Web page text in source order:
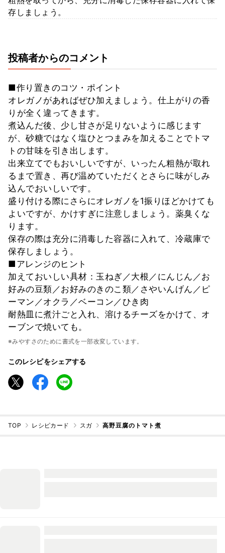
存しましょう。
投稿者からのコメント
■作り置きのコツ・ポイント
オレガノがあればぜひ加えましょう。仕上がりの香
りが全く違ってきます。
煮込んだ後、少し甘さが足りないように感じます
が、砂糖ではなく塩ひとつまみを加えることでトマ
トの甘味を引き出します。
出来立てでもおいしいですが、いったん粗熱が取れ
るまで置き、再び温めていただくとさらに味がしみ
込んでおいしいです。
盛り付ける際にさらにオレガノを1振りほどかけても
よいですが、かけすぎに注意しましょう。薬臭くな
ります。
保存の際は充分に消毒した容器に入れて、冷蔵庫で
保存しましょう。
■アレンジのヒント
加えておいしい具材：玉ねぎ／大根／にんじん／お
好みの豆類／お好みのきのこ類／さやいんげん／ピ
ーマン／オクラ／ベーコン／ひき肉
耐熱皿に煮汁ごと入れ、溶けるチーズをかけて、オ
ーブンで焼いても。
※みやすさのために書式を一部改変しています。
このレシピをシェアする
TOP レシピカード スガ 高野豆腐のトマト煮